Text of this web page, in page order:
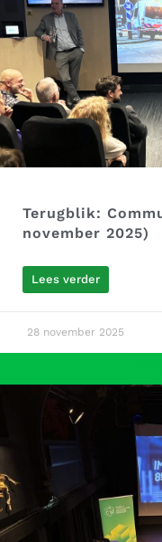
Terugblik:
november 2025)
Lees verder
28 november 2025